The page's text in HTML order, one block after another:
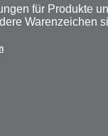
für Produkte
Warenzeichen